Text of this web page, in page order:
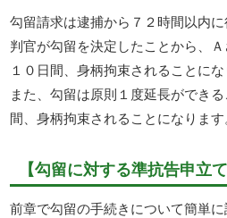
勾留請求は逮捕から７２時間以内
判官が勾留を決定したことから、
１０日間、身柄拘束されることにな
また、勾留は原則１度延長ができ
間、身柄拘束されることになります
【勾留に対する準抗告申立て
前章で勾留の手続きについて簡単